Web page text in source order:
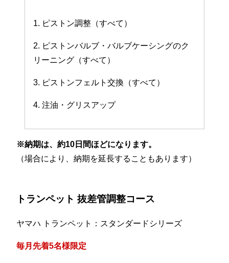
1. ピストン調整（すべて）
2. ピストンバルブ・バルブケーシングのク
リーニング（すべて）
3. ピストンフェルト交換（すべて）
4. 注油・グリスアップ
※納期は、約10日間ほどになります。
（場合により、納期を延長することもあります）
トランペット 抜差管調整コース
ヤマハ トランペット：スタンダードシリーズ
毎月先着5名様限定